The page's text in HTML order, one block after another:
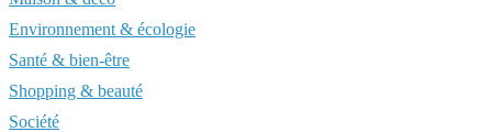
Environnement & écologie
Santé & bien-être
Shopping & beauté
Société